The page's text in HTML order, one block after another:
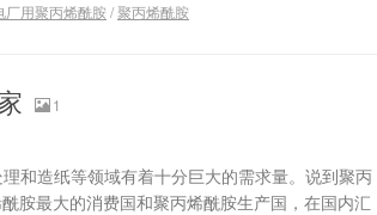
厂用聚丙烯酰胺/聚丙烯酰胺
1
和造纸等领域有着十分巨大的需求量。说到聚丙
胺最大的消费国和聚丙烯酰胺生产国，在国内汇